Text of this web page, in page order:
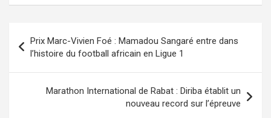
ce
b
o
o
k
st
o
d
o
n
ail ta
g
er
Prix Marc-Vivien Foé : Mamadou Sangaré entre dans
l’histoire du football africain en Ligue 1
Marathon International de Rabat : Diriba établit un
nouveau record sur l’épreuve